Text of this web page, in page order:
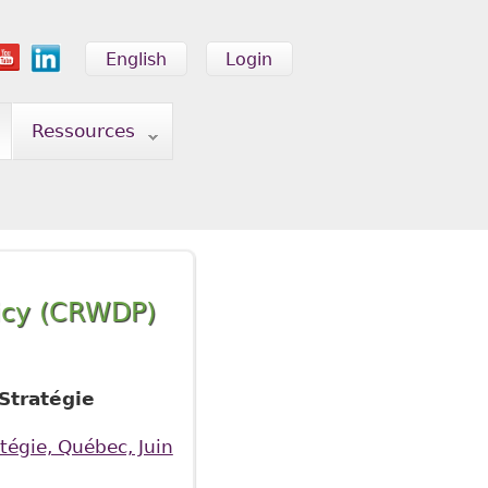
Login
English
Ressources
(CRWDP)
Québec, Juin